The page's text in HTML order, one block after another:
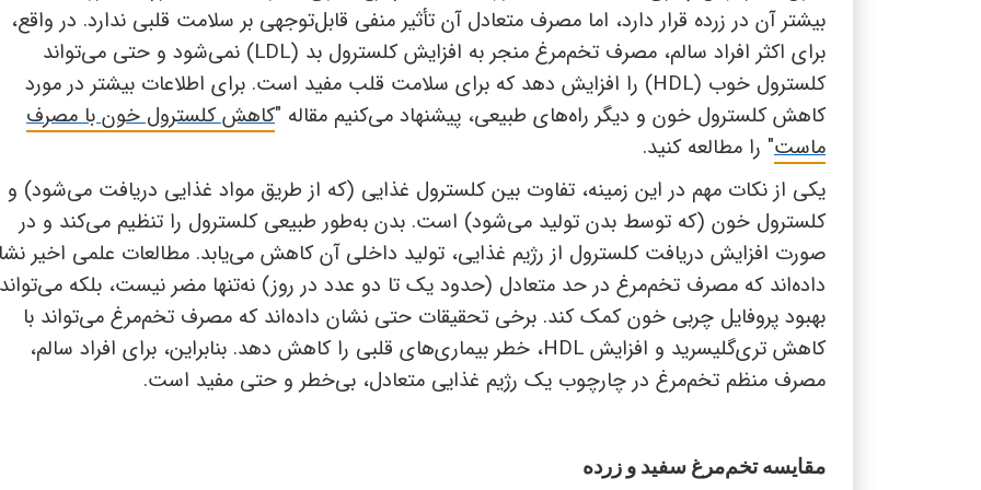
بیشتر آن در زرده قرار دارد، اما مصرف متعادل آن تأثیر منفی قابل‌توجهی بر سلامت قلبی ندارد. در واقع،
برای اکثر افراد سالم، مصرف تخم‌مرغ منجر به افزایش کلسترول بد (LDL) نمی‌شود و حتی می‌تواند
کلسترول خوب (HDL) را افزایش دهد که برای سلامت قلب مفید است. برای اطلاعات بیشتر در مورد
کاهش کلسترول خون و دیگر راه‌های طبیعی، پیشنهاد می‌کنیم مقاله "کاهش کلسترول خون با مصرف
ماست" را مطالعه کنید.
یکی از نکات مهم در این زمینه، تفاوت بین کلسترول غذایی (که از طریق مواد غذایی دریافت می‌شود) و
کلسترول خون (که توسط بدن تولید می‌شود) است. بدن به‌طور طبیعی کلسترول را تنظیم می‌کند و در
صورت افزایش دریافت کلسترول از رژیم غذایی، تولید داخلی آن کاهش می‌یابد. مطالعات علمی اخیر
داده‌اند که مصرف تخم‌مرغ در حد متعادل (حدود یک تا دو عدد در روز) نه‌تنها مضر نیست، بلکه
بهبود پروفایل چربی خون کمک کند. برخی تحقیقات حتی نشان داده‌اند که مصرف تخم‌مرغ می‌تواند با
کاهش تری‌گلیسرید و افزایش HDL، خطر بیماری‌های قلبی را کاهش دهد. بنابراین، برای افراد سالم،
مصرف منظم تخم‌مرغ در چارچوب یک رژیم غذایی متعادل، بی‌خطر و حتی مفید است.
مقایسه تخم‌مرغ سفید و زرده